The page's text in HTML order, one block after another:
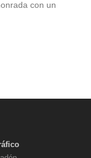
con un